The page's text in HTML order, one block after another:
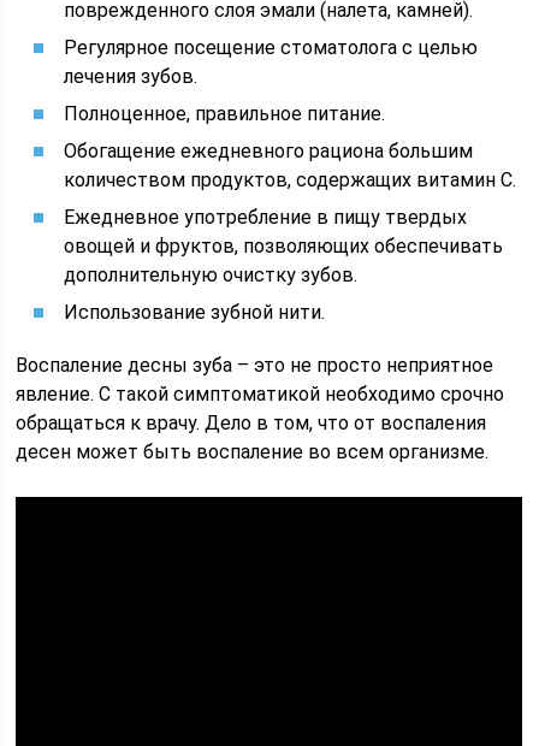
поврежденного слоя эмали (налета, камней).
Регулярное посещение стоматолога с целью
лечения зубов.
Полноценное, правильное питание.
Обогащение ежедневного рациона большим
количеством продуктов, содержащих витамин С.
Ежедневное употребление в пищу твердых
овощей и фруктов, позволяющих обеспечивать
дополнительную очистку зубов.
Использование зубной нити.
Воспаление десны зуба – это не просто неприятное
явление. С такой симптоматикой необходимо срочно
обращаться к врачу. Дело в том, что от воспаления
десен может быть воспаление во всем организме.